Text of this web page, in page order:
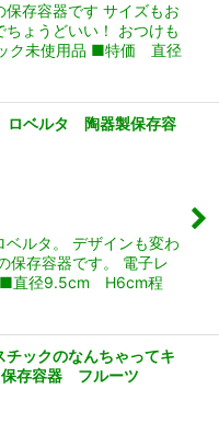
存容器です サイズもお
ょうどいい！ おつけも
ク未使用品 ■特価 直径
ベルタ 陶器製保存容
ルタ。 デザインも変わ
存容器です。 電子レ
■直径9.5cm H6cm程
チックのなんちゃってキ
存容器 フルーツ